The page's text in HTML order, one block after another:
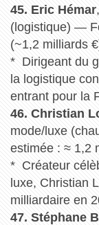
45. Eric Hémar
(logistique) —
(~1,2 milliards
* Dirigeant du
la logistique
entrant pour la
46. Christian
mode/luxe
estimée : ≈ 1,2
* Créateur
luxe, Christian
milliardaire en
47. Stéphane